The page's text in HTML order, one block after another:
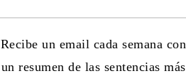
Recibe un email cada semana con
un resumen de las sentencias más